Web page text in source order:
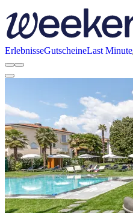
ErlebnisseGutscheineLast Minute